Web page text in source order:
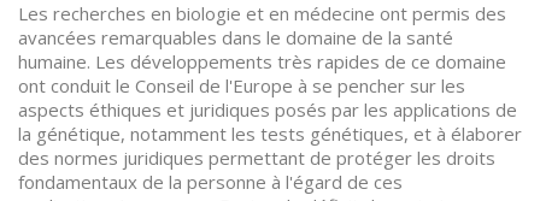
Les recherches en biologie et en médecine ont permis des
avancées remarquables dans le domaine de la santé
humaine. Les développements très rapides de ce domaine
ont conduit le Conseil de l'Europe à se pencher sur les
aspects éthiques et juridiques posés par les applications de
la génétique, notamment les tests génétiques, et à élaborer
des normes juridiques permettant de protéger les droits
fondamentaux de la personne à l'égard de ces